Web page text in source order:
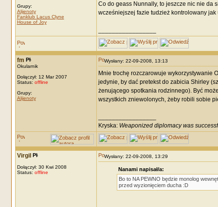
Grupy:
Alijenoty
Fanklub Lacus Clyne
House of Joy
Co do geass Nunnally, to jeszcze nic nie da
wcześniejszej fazie tudzież kontrolowany jak
fm
Okularnik
Dołączył: 12 Mar 2007
Status: offline
Grupy:
Alijenoty
Wysłany: 22-09-2008, 13:13
Mnie trochę rozczarowuje wykorzystywanie
jedynie, by dać pretekst do zabicia Shirley
żenującego spotkania rodzinnego). Być
wszystkich zniewolonych, żeby robili sobie
Kryska: Weaponized diplomacy was
Virgil
Dołączył: 30 Kwi 2008
Status: offline
Wysłany: 22-09-2008, 13:29
Nanami napisał/a:
Bo to NA PEWNO będzie monolog
przed wyzionięciem ducha :D